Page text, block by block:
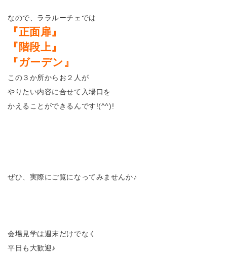
なので、ララルーチェでは
『正面扉』
『階段上』
『ガーデン』
この３か所からお２人が
やりたい内容に合せて入場口を
かえることができるんです!(^^)!
ぜひ、実際にご覧になってみませんか♪
会場見学は週末だけでなく
平日も大歓迎♪